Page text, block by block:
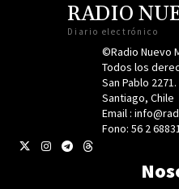
RADIO
Diario electrónico
©Radio Nuevo
Todos los
San Pablo 2271.
Santiago, Chile
Email :
Fono: 56 2